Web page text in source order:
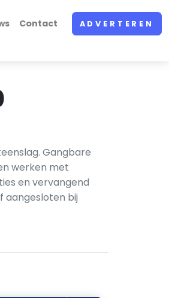
Contact ADVERTEREN
Gangbare
werken met
en vervangend
aangesloten bij